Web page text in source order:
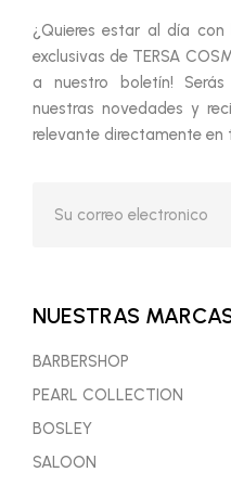
¿Quieres estar al día
exclusivas de TERSA
a nuestro boletín!
nuestras novedades y
relevante directamente
NUESTRAS
BARBERSHOP
PEARL COLLECTION
BOSLEY
SALOON